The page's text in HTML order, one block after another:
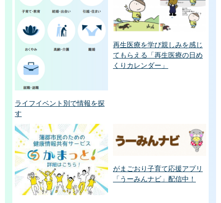
ライフイベント別で情報を探
す
再生医療を学び親しみを感じ
てもらえる「再生医療の日め
くりカレンダー」
がまごおり子育て応援アプリ
「うーみんナビ」配信中！